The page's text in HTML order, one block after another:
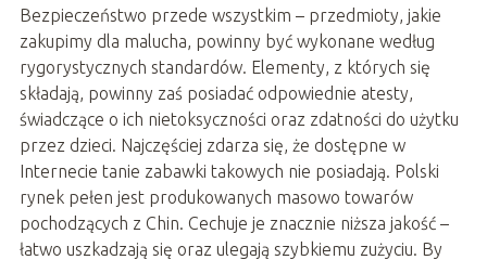
Bezpieczeństwo przede wszystkim – przedmioty, jakie
zakupimy dla malucha, powinny być wykonane według
rygorystycznych standardów. Elementy, z których się
składają, powinny zaś posiadać odpowiednie atesty,
świadczące o ich nietoksyczności oraz zdatności do użytku
przez dzieci. Najczęściej zdarza się, że dostępne w
Internecie tanie zabawki takowych nie posiadają. Polski
rynek pełen jest produkowanych masowo towarów
pochodzących z Chin. Cechuje je znacznie niższa jakość –
łatwo uszkadzają się oraz ulegają szybkiemu zużyciu. By